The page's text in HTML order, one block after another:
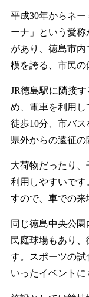
平成30年からネ
ーナ」という愛称
があり、徳島市
模を誇る、市民の
JR徳島駅に隣接す
め、電車を利用し
徒歩10分、市バ
県外からの遠征の
大荷物だったり
利用しやすいです
すので、車での来
同じ徳島中央公
民庭球場もあり
す。スポーツの試
いったイベントに